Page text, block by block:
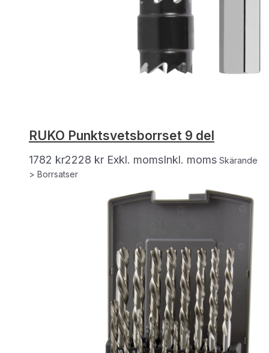
RUKO Punktsvetsborrset 9 del
1782 kr2228 kr Exkl. momsInkl. moms Skärande
> Borrsatser